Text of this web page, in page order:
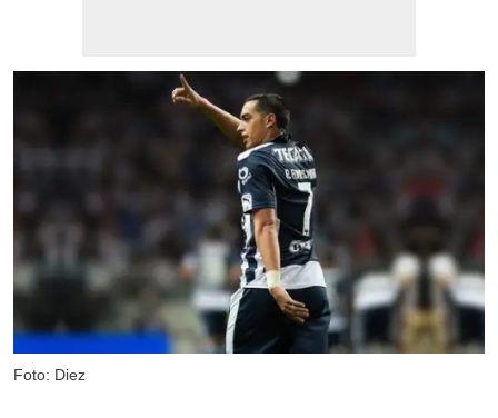
Foto: Diez